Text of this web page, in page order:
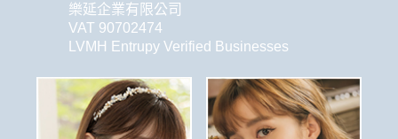
樂延企業有限公司
VAT 90702474
LVMH Entrupy Verified Businesses